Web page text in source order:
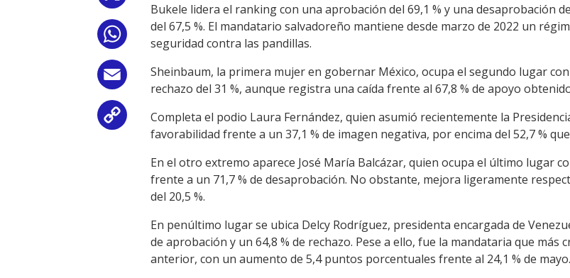
WhatsApp
Email
Copy
Bukele lidera el ranking con una aprobación del 69,1 % y una desaprobación
del 67,5 %. El mandatario salvadoreño mantiene desde marzo de 2022 un
seguridad contra las pandillas.
Sheinbaum, la primera mujer en gobernar México, ocupa el segundo lugar
rechazo del 31 %, aunque registra una caída frente al 67,8 % de apoyo
Completa el podio Laura Fernández, quien asumió recientemente la
favorabilidad frente a un 37,1 % de imagen negativa, por encima del 52,7 %
En el otro extremo aparece José María Balcázar, quien ocupa el último lugar
frente a un 71,7 % de desaprobación. No obstante, mejora ligeramente
del 20,5 %.
En penúltimo lugar se ubica Delcy Rodríguez, presidenta encargada de
de aprobación y un 64,8 % de rechazo. Pese a ello, fue la mandataria que más
anterior, con un aumento de 5,4 puntos porcentuales frente al 24,1 % de mayo.